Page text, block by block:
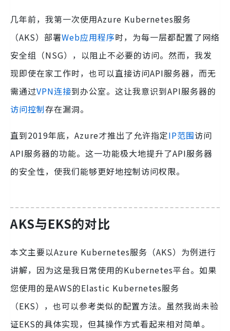
几年前，我第一次使用Azure Kubernetes服务
（AKS）部署Web应用程序时，为每一层都配置了网络
安全组（NSG），以阻止不必要的访问。然而，我发
现即使在家工作时，也可以直接访问API服务器，而无
需通过VPN连接到办公室。这让我意识到API服务器的
访问控制存在漏洞。
直到2019年底，Azure才推出了允许指定IP范围访问
API服务器的功能。这一功能极大地提升了API服务器
的安全性，使我们能够更好地控制访问权限。
AKS与EKS的对比
本文主要以Azure Kubernetes服务（AKS）为例进行
讲解，因为这是我日常使用的Kubernetes平台。如果
您使用的是AWS的Elastic Kubernetes服务
（EKS），也可以参考类似的配置方法。虽然我尚未验
证EKS的具体实现，但其操作方式看起来相对简单。